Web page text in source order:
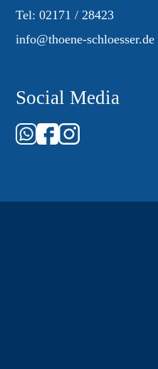
Tel:02171 / 28423
info@thoene-schloesser.de
Social Media